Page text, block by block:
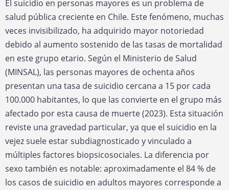
El suicidio en personas mayores es un problema de
salud pública creciente en Chile. Este fenómeno, muchas
veces invisibilizado, ha adquirido mayor notoriedad
debido al aumento sostenido de las tasas de mortalidad
en este grupo etario. Según el Ministerio de Salud
(MINSAL), las personas mayores de ochenta años
presentan una tasa de suicidio cercana a 15 por cada
100.000 habitantes, lo que las convierte en el grupo más
afectado por esta causa de muerte (2023). Esta situación
reviste una gravedad particular, ya que el suicidio en la
vejez suele estar subdiagnosticado y vinculado a
múltiples factores biopsicosociales. La diferencia por
sexo también es notable: aproximadamente el 84 % de
los casos de suicidio en adultos mayores corresponde a